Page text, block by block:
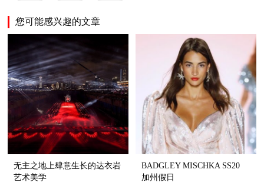
您可能感兴趣的文章
无主之地上肆意生长的达衣岩
艺术美学
BADGLEY MISCHKA SS20
加州假日